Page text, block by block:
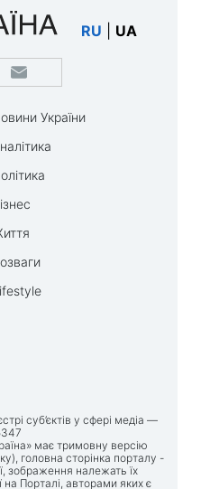
RU UA
України
суб’єктів у сфері медіа —
має тримовну версію
головна сторінка порталу -
зображення належать їх
на Порталі, авторами яких є